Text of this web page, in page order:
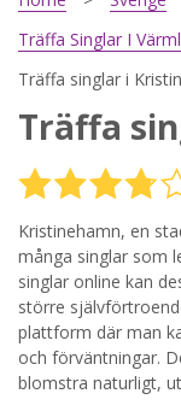
Genom att
reklam via e-
tillbaka
Träffa Singlar I
Träffa singlar i
Träffa
Kristinehamn, en
många singlar som
singlar online kan
större
plattform där man
och förväntningar.
blomstra naturligt,